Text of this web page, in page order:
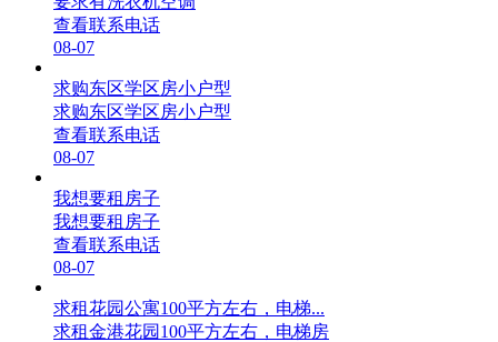
查看联系电话
08-07
求购东区学区房小户型
求购东区学区房小户型
查看联系电话
08-07
我想要租房子
我想要租房子
查看联系电话
08-07
求租花园公寓100平方左右，电梯...
求租金港花园100平方左右，电梯房